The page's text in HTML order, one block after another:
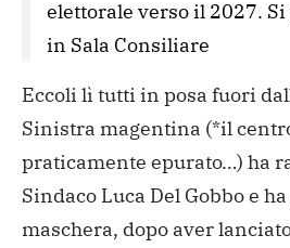
elettorale verso il 2027.
in Sala Consiliare
Eccoli lì tutti in posa fuori
Sinistra magentina (*il
praticamente epurato…) ha
Sindaco Luca Del Gobbo e
maschera, dopo aver